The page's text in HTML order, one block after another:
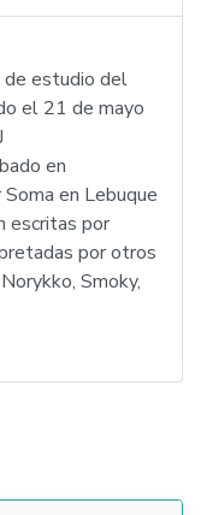
de estudio del
el 21 de mayo
en
en Lebuque
escritas por
por otros
Smoky,